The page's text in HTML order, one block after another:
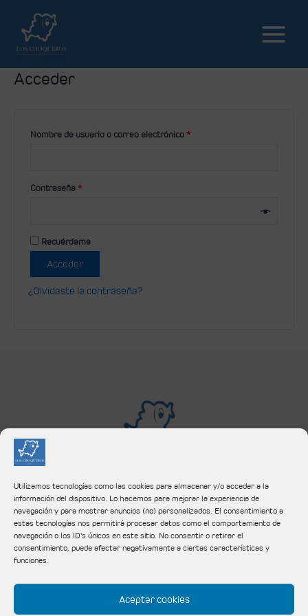
Utilizamos tecnologías como las cookies para almacenar y/o acceder a la
información del dispositivo. Lo hacemos para mejorar la experiencia de
navegación y para mostrar anuncios (no) personalizados. El consentimiento a
estas tecnologías nos permitirá procesar datos como el comportamiento de
navegación o los ID's únicos en este sitio. No consentir o retirar el
consentimiento, puede afectar negativamente a ciertas características y
funciones.
Aceptar cookies
Acceder
Nombre de usuario o correo electrónico *
Contraseña *
Recuérdame
Acceder
¿Olvidaste la contraseña?
c/ Doctor Robert, 16,08130 Santa Perpètua de Mogoda
Tel:935 606 408